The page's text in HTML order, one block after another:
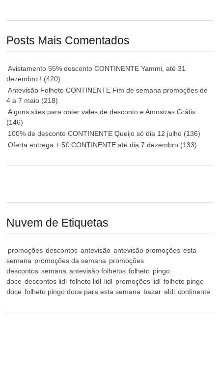
Posts Mais Comentados
Avistamento 55% desconto CONTINENTE Yammi, até 31
dezembro ! (420)
Antevisão Folheto CONTINENTE Fim de semana promoções de
4 a 7 maio (218)
Alguns sites para obter vales de desconto e Amostras Grátis
(146)
100% de desconto CONTINENTE Queijo só dia 12 julho (136)
Oferta entrega + 5€ CONTINENTE até dia 7 dezembro (133)
Nuvem de Etiquetas
promoções descontos antevisão antevisão promoções esta
semana promoções da semana promoções
descontos semana antevisão folhetos folheto pingo
doce descontos lidl folheto lidl lidl promoções lidl folheto pingo
doce folheto pingo doce para esta semana bazar aldi continente